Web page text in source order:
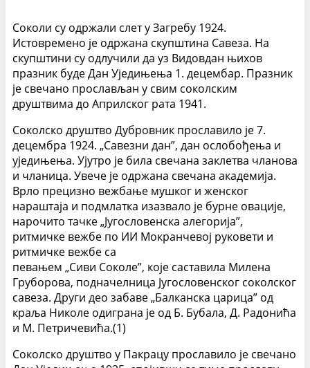
Соколи су одржали слет у Загребу 1924.
Истовремено је одржана скупштина Савеза. На
скупштини су одлучили да уз Видовдан њихов
празник буде Дан Уједињења 1. децембар. Празник
је свечано прослављан у свим соколским
друштвима до Априлског рата 1941.
Соколско друштво Дубровник прославило је 7.
децембра 1924. „Савезни дан”, дан ослобођења и
уједињења. Ујутро је била свечана заклетва чланова
и чланица. Увече је одржана свечана академија.
Врло прецизно вежбање мушког и женског
нараштаја и подмлатка изазвало је бурне овације,
нарочито тачке „Југословенска алегорија”,
ритмичке вежбе по ИИ Мокранчевој руковети и
ритмичке вежбе са
певањем „Сиви Соколе”, које саставила Милена
Груборова, подначелница Југословенског соколског
савеза. Други део забаве „Балканска царица” од
краља Николе одиграна је од Б. Бубала, Д. Радонића
и М. Петричевића.(1)
Соколско друштво у Пакрацу прославило је свечано